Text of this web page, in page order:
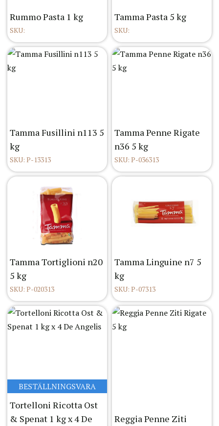
Rummo Pasta 1 kg
SKU:
Tamma Pasta 5 kg
SKU:
Tamma Fusillini n113 5
kg
SKU: P-13313
Tamma Penne Rigate
n36 5 kg
SKU: P-036313
Tamma Tortiglioni n20
5 kg
SKU: P-020313
Tamma Linguine n7 5
kg
SKU: P-07313
BESTÄLLNINGSVARA
Tortelloni Ricotta Ost
& Spenat 1 kg x 4 De
Reggia Penne Ziti